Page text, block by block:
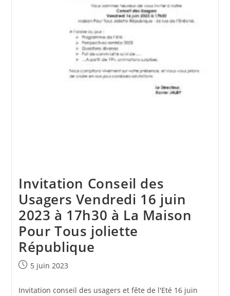
Invitation Conseil des
Usagers Vendredi 16 juin
2023 à 17h30 à La Maison
Pour Tous joliette
République
Publication
5 juin 2023
Invitation conseil des usagers et fête de l'Eté 16 juin